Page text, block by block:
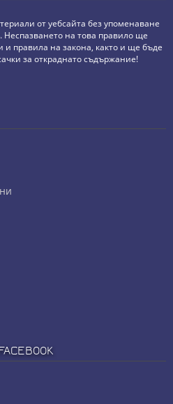
от уебсайта без упоменаване
Неспазването на това правило ще
и правила на закона, както и ще бъде
за откраднато съдържание!